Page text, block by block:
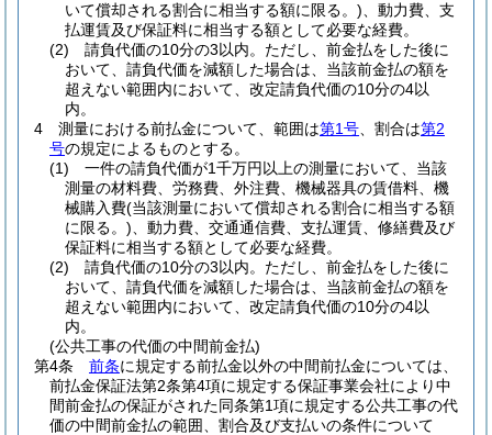
いて償却される割合に相当する額に限る。) 、動力費、支
払運賃及び保証料に相当する額として必要な経費。
(2)
請負代価の10分の3以内。 ただし、前金払をした後に
おいて、請負代価を減額した場合は、当該前金払の額を
超えない範囲内において、改定請負代価の10分の4以
内。
4
測量における前払金について、範囲は第1号 、割合は第2
号の規定によるものとする。
(1)
一件の請負代価が1千万円以上の測量において、当該
測量の材料費、労務費、外注費、機械器具の賃借料、機
械購入費(当該測量において償却される割合に相当する額
に限る。) 、動力費、交通通信費、支払運賃、修繕費及び
保証料に相当する額として必要な経費。
(2)
請負代価の10分の3以内。 ただし、前金払をした後に
おいて、請負代価を減額した場合は、当該前金払の額を
超えない範囲内において、改定請負代価の10分の4以
内。
(公共工事の代価の中間前金払)
第4条
前条に規定する前払金以外の中間前払金については、
前払金保証法第2条第4項に規定する保証事業会社により中
間前金払の保証がされた同条第1項に規定する公共工事の代
価の中間前金払の範囲、割合及び支払いの条件について